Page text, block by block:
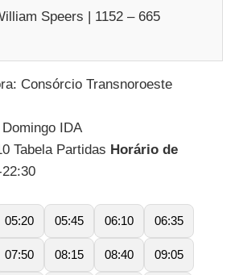
Speers | 1152 – 665
Consórcio Transnoroeste
IDA
Tabela Partidas Horário de
05:20 05:45 06:10 06:35
07:50 08:15 08:40 09:05